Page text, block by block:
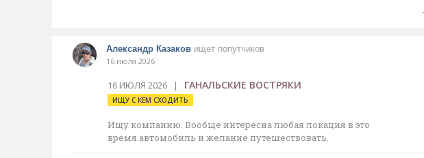
Александр Казаков ищет попутчиков
16 июля 2026
16 ИЮЛЯ 2026 | ГАНАЛЬСКИЕ ВОСТРЯКИ
ИЩУ С КЕМ СХОДИТЬ
Ищу компанию. Вообще интересна любая локация в это
время.автомобиль и желание путешествовать.